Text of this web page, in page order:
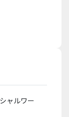
ャルワー